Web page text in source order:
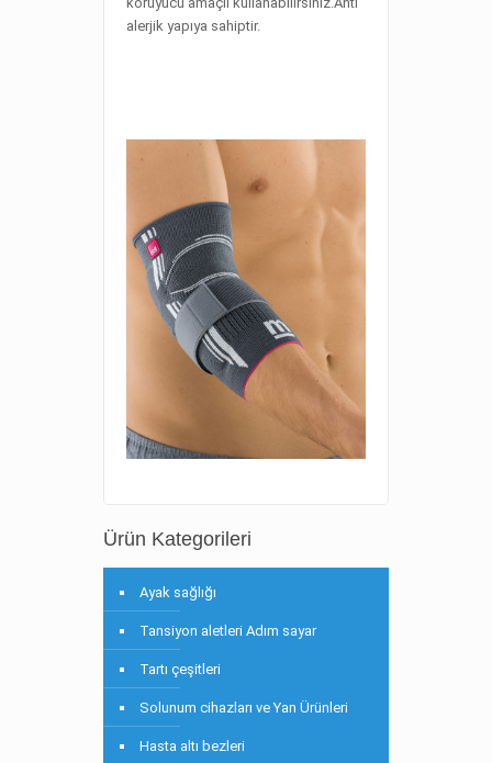
alerjik yapıya sahiptir.
Ürün Kategorileri
Ayak sağlığı
Tansiyon aletleri Adım sayar
Tartı çeşitleri
Solunum cihazları ve Yan Ürünleri
Hasta altı bezleri